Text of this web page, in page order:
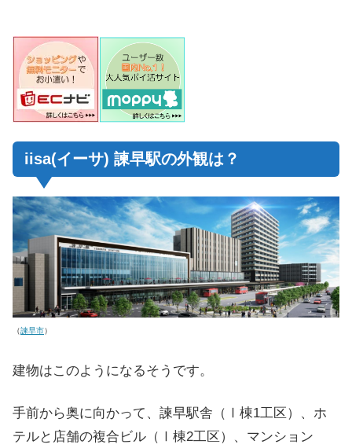
iisa(イーサ) 諫早駅の外観は？
（諫早市）
建物はこのようになるそうです。
手前から奥に向かって、諫早駅舎（Ⅰ棟1工区）、ホ
テルと店舗の複合ビル（Ⅰ棟2工区）、マンション